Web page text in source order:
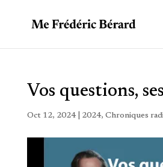
Vos questions,
Oct 12, 2024| 2024, Chroniques